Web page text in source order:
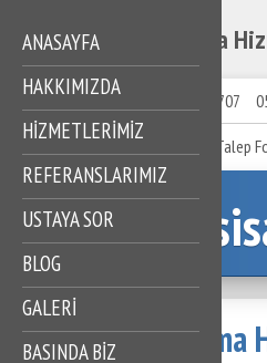
Yıldız Gider Açma
ANASAYFA
HAKKIMIZDA
HIZMETLERIMIZ
REFERANSLARIMIZ
USTAYA SOR
BLOG
GALERİ
BASINDA BİZ
05323847707
Talep
Yıldız Gider